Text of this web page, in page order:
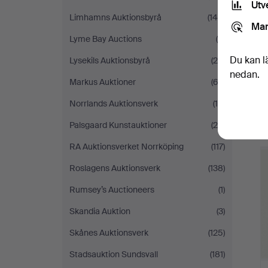
Limhamns Auktionsbyrå
(149)
Lyme Bay Auctions
(9)
Lysekils Auktionsbyrå
(28)
Markus Auktioner
(63)
Norrlands Auktionsverk
(16)
Palsgaard Kunstauktioner
(20)
RA Auktionsverket Norrköping
(117)
Roslagens Auktionsverk
(138)
Rumsey’s Auctioneers
(1)
Skandia Auktion
(3)
Skånes Auktionsverk
(125)
Stadsauktion Sundsvall
(181)
Du kan
nedan.